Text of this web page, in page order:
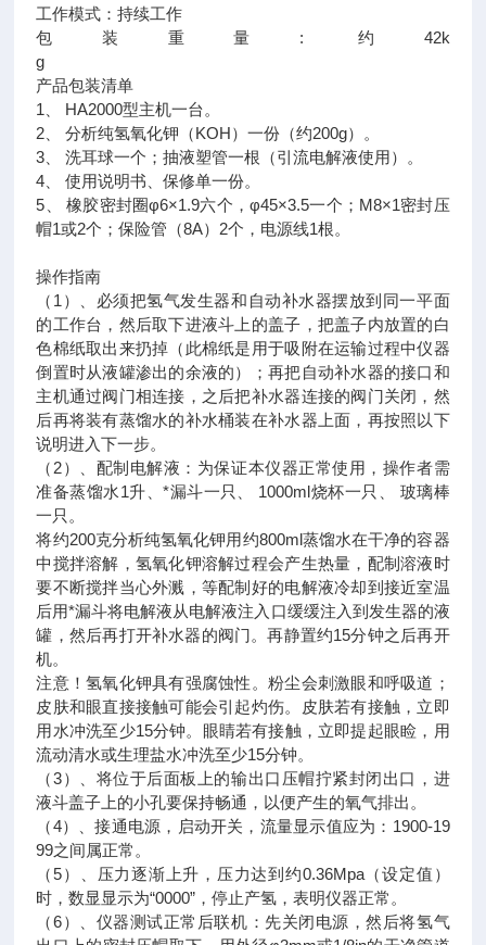
工作模式：持续工作
包装重量: 约42k
产品包装清单
1、 HA2000型主机一台。
2、 分析纯氢氧化钾（KOH）一份（约200g）。
3、 洗耳球一个；抽液塑管一根（引流电解液使用）。
4、 使用说明书、保修单一份。
5、 橡胶密封圈φ6×1.9六个，φ45×3.5一个；M8×1密封压
帽1或2个；保险管（8A）2个，电源线1根。
操作指南
（1）、必须把氢气发生器和自动补水器摆放到同一平面
的工作台，然后取下进液斗上的盖子，把盖子内放置的白
色棉纸取出来扔掉（此棉纸是用于吸附在运输过程中仪器
倒置时从液罐渗出的余液的）；再把自动补水器的接口和
主机通过阀门相连接，之后把补水器连接的阀门关闭，然
后再将装有蒸馏水的补水桶装在补水器上面，再按照以下
说明进入下一步。
（2）、配制电解液：为保证本仪器正常使用，操作者需
准备蒸馏水1升、*漏斗一只、 1000ml烧杯一只、 玻璃棒
一只。
将约200克分析纯氢氧化钾用约800ml蒸馏水在干净的容器
中搅拌溶解，氢氧化钾溶解过程会产生热量，配制溶液时
要不断搅拌当心外溅，等配制好的电解液冷却到接近室温
后用*漏斗将电解液从电解液注入口缓缓注入到发生器的液
罐，然后再打开补水器的阀门。再静置约15分钟之后再开
机。
注意！氢氧化钾具有强腐蚀性。粉尘会刺激眼和呼吸道；
皮肤和眼直接接触可能会引起灼伤。皮肤若有接触，立即
用水冲洗至少15分钟。眼睛若有接触，立即提起眼睑，用
流动清水或生理盐水冲洗至少15分钟。
（3）、将位于后面板上的输出口压帽拧紧封闭出口，进
液斗盖子上的小孔要保持畅通，以便产生的氧气排出。
（4）、接通电源，启动开关，流量显示值应为：1900-19
99之间属正常。
（5）、压力逐渐上升，压力达到约0.36Mpa（设定值）
时，数显显示为“0000”，停止产氢，表明仪器正常。
（6）、仪器测试正常后联机：先关闭电源，然后将氢气